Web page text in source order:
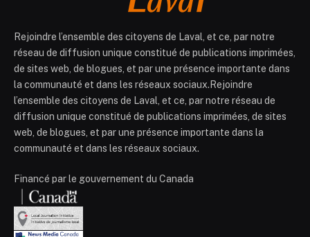
Rejoindre l’ensemble des citoyens de Laval, et ce, par notre
réseau de diffusion unique constitué de publications imprimées,
de sites web, de blogues, et par une présence importante dans
la communauté et dans les réseaux sociaux.Rejoindre
l’ensemble des citoyens de Laval, et ce, par notre réseau de
diffusion unique constitué de publications imprimées, de sites
web, de blogues, et par une présence importante dans la
communauté et dans les réseaux sociaux.
Financé par le gouvernement du Canada